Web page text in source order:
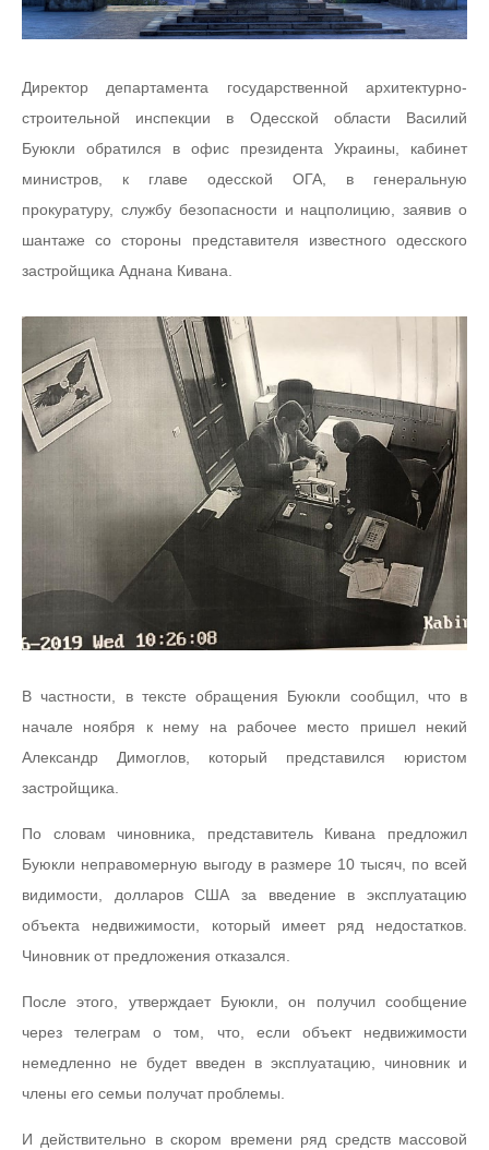
Директор департамента государственной архитектурно-
строительной инспекции в Одесской области Василий
Буюкли обратился в офис президента Украины, кабинет
министров, к главе одесской ОГА, в генеральную
прокуратуру, службу безопасности и нацполицию, заявив о
шантаже со стороны представителя известного одесского
застройщика Аднана Кивана.
В частности, в тексте обращения Буюкли сообщил, что в
начале ноября к нему на рабочее место пришел некий
Александр Димоглов, который представился юристом
застройщика.
По словам чиновника, представитель Кивана предложил
Буюкли неправомерную выгоду в размере 10 тысяч, по всей
видимости, долларов США за введение в эксплуатацию
объекта недвижимости, который имеет ряд недостатков.
Чиновник от предложения отказался.
После этого, утверждает Буюкли, он получил сообщение
через телеграм о том, что, если объект недвижимости
немедленно не будет введен в эксплуатацию, чиновник и
члены его семьи получат проблемы.
И действительно в скором времени ряд средств массовой